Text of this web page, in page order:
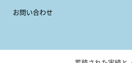
お問い合わせ